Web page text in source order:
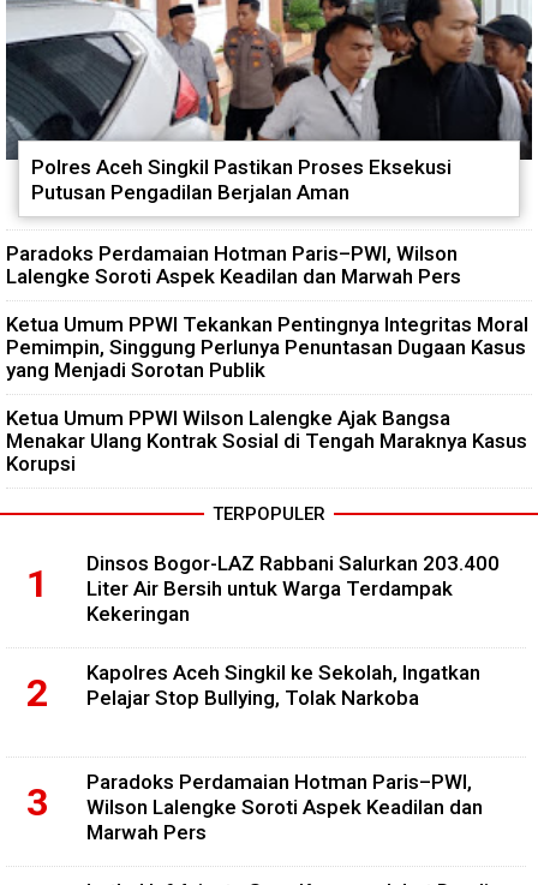
Polres Aceh Singkil Pastikan Proses Eksekusi
Putusan Pengadilan Berjalan Aman
Paradoks Perdamaian Hotman Paris–PWI, Wilson
Lalengke Soroti Aspek Keadilan dan Marwah Pers
Ketua Umum PPWI Tekankan Pentingnya Integritas Moral
Pemimpin, Singgung Perlunya Penuntasan Dugaan Kasus
yang Menjadi Sorotan Publik
Ketua Umum PPWI Wilson Lalengke Ajak Bangsa
Menakar Ulang Kontrak Sosial di Tengah Maraknya Kasus
Korupsi
TERPOPULER
Dinsos Bogor-LAZ Rabbani Salurkan 203.400
Liter Air Bersih untuk Warga Terdampak
Kekeringan
Kapolres Aceh Singkil ke Sekolah, Ingatkan
Pelajar Stop Bullying, Tolak Narkoba
Paradoks Perdamaian Hotman Paris–PWI,
Wilson Lalengke Soroti Aspek Keadilan dan
Marwah Pers